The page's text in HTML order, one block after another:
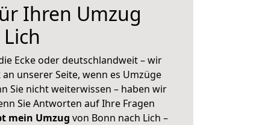
Ihren Umzug
Ecke oder deutschlandweit – wir
an unserer Seite, wenn es Umzüge
Sie nicht weiterwissen – haben wir
Sie Antworten auf Ihre Fragen
mein Umzug von Bonn nach Lich –